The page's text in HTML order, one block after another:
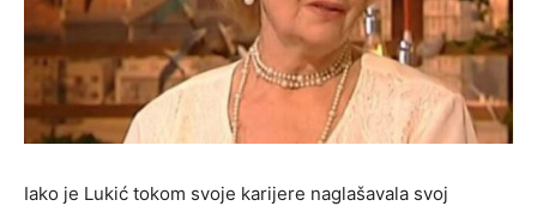
Iako je Lukić tokom svoje karijere naglašavala svoj